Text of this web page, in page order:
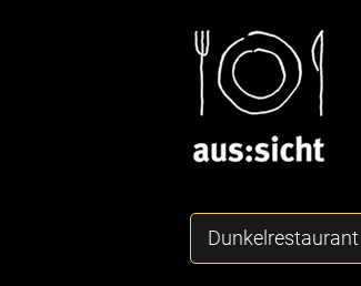
Dunkelrestaurant